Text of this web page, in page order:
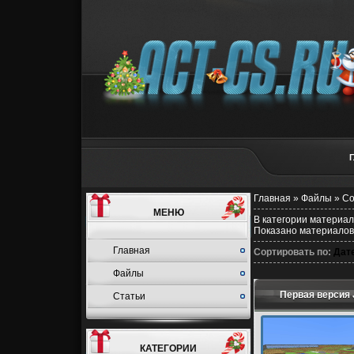
МЕНЮ
Главная
Файлы
Статьи
КАТЕГОРИИ
Главная » Файлы »
В категории
Показано материалов
Сортировать по:
Первая версия